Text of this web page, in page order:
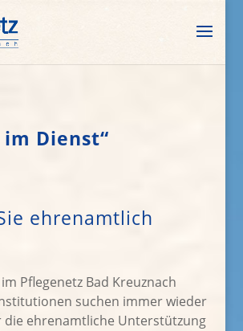
Dienst“
ehrenamtlich
Pflegenetz Bad Kreuznach
suchen immer wieder
die ehrenamtliche Unterstützung